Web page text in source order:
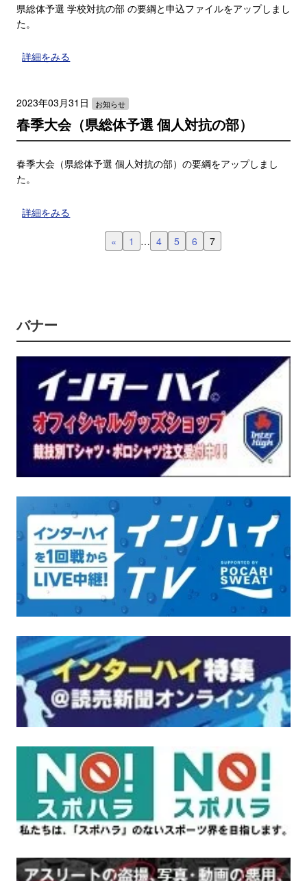
県総体予選 学校対抗の部 の要綱と申込ファイルをアップしまし
た。
詳細をみる
2023年03月31日 お知らせ
春季大会（県総体予選 個人対抗の部）
春季大会（県総体予選 個人対抗の部）の要綱をアップしまし
た。
詳細をみる
« 1 … 4 5 6 7
バナー